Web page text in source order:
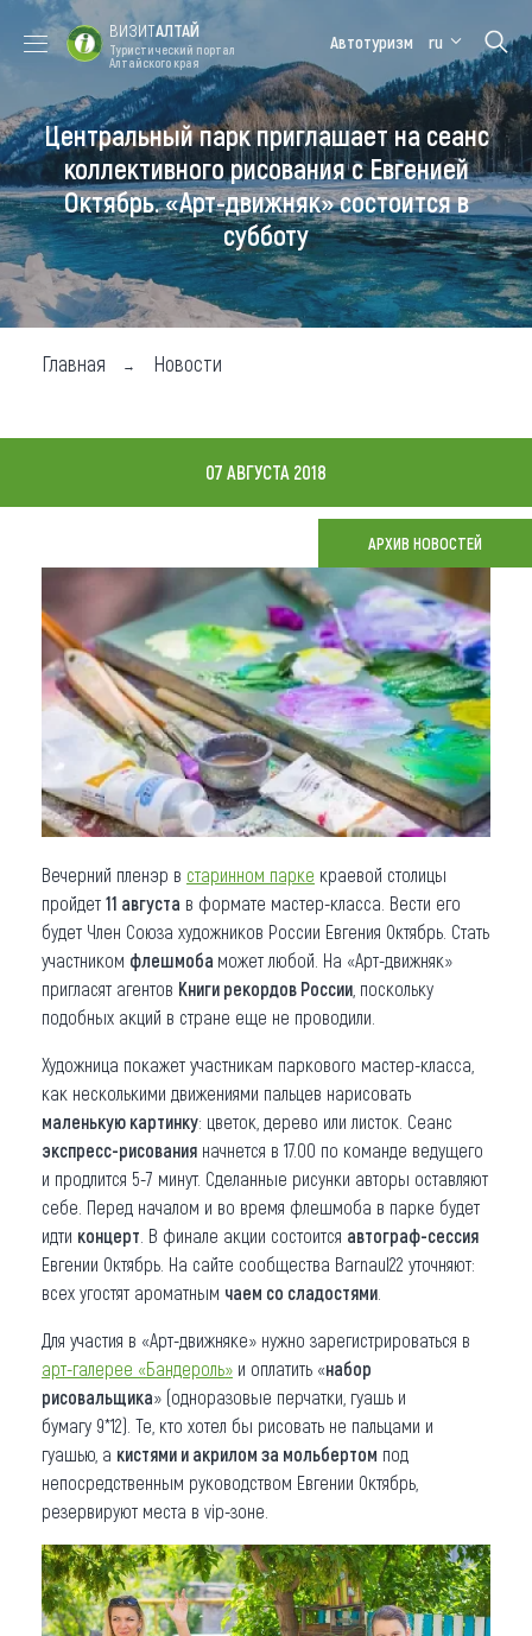
Форум VISIT
ALTAI
Цветение
маральника
Медицинский
форум
Алтайская
зимовка
Туры
Где побывать
Чем заняться
Где остановиться
Что привезти (сувениры)
О регионе
Коллекция впечатлений
Другие рубрики
ВИЗИТАЛТАЙ
Туристический портал
Алтайского края
Автотуризм ru
Центральный парк приглашает на сеанс
коллективного рисования с Евгенией
Октябрь. «Арт-движняк» состоится в
субботу
Главная Новости
07 АВГУСТА 2018
АРХИВ НОВОСТЕЙ
Вечерний пленэр в старинном парке краевой столицы
пройдет 11 августа в формате мастер-класса. Вести его
будет Член Союза художников России Евгения Октябрь. Стать
участником флешмоба может любой. На «Арт-движняк»
пригласят агентов Книги рекордов России , поскольку
подобных акций в стране еще не проводили.
Художница покажет участникам паркового мастер-класса,
как несколькими движениями пальцев нарисовать
маленькую картинку: цветок, дерево или листок. Сеанс
экспресс-рисования начнется в 17.00 по команде ведущего
и продлится 5-7 минут. Сделанные рисунки авторы оставляют
себе. Перед началом и во время флешмоба в парке будет
идти концерт . В финале акции состоится автограф-сессия
Евгении Октябрь. На сайте сообщества Barnaul22 уточняют:
всех угостят ароматным чаем со сладостями
Для участия в «Арт-движняке» нужно зарегистрироваться в
арт-галерее «Бандероль» и оплатить «набор
рисовальщика» (одноразовые перчатки, гуашь и
бумагу 9*12). Те, кто хотел бы рисовать не пальцами и
гуашью, а кистями и акрилом за мольбертом под
непосредственным руководством Евгении Октябрь,
резервируют места в vip-зоне.